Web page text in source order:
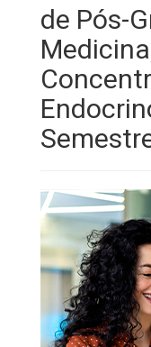
de Pós-